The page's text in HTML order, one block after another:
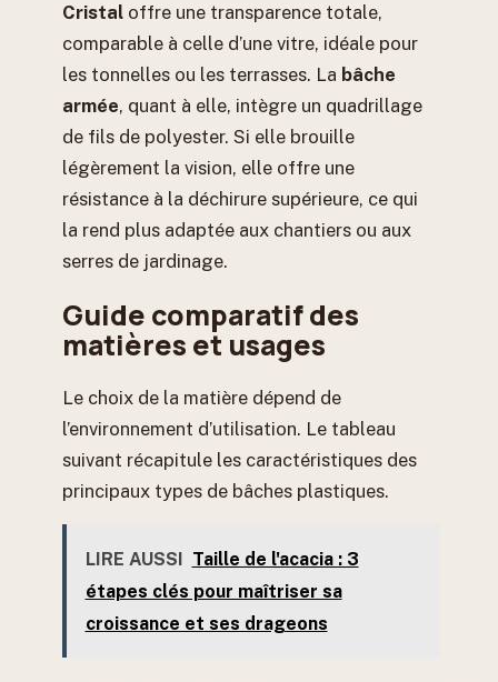
Cristal offre une transparence totale,
comparable à celle d’une vitre, idéale pour
les tonnelles ou les terrasses. La bâche
armée, quant à elle, intègre un quadrillage
de fils de polyester. Si elle brouille
légèrement la vision, elle offre une
résistance à la déchirure supérieure, ce qui
la rend plus adaptée aux chantiers ou aux
serres de jardinage.
Guide comparatif des
matières et usages
Le choix de la matière dépend de
l’environnement d’utilisation. Le tableau
suivant récapitule les caractéristiques des
principaux types de bâches plastiques.
LIRE AUSSI Taille de l'acacia : 3
étapes clés pour maîtriser sa
croissance et ses drageons